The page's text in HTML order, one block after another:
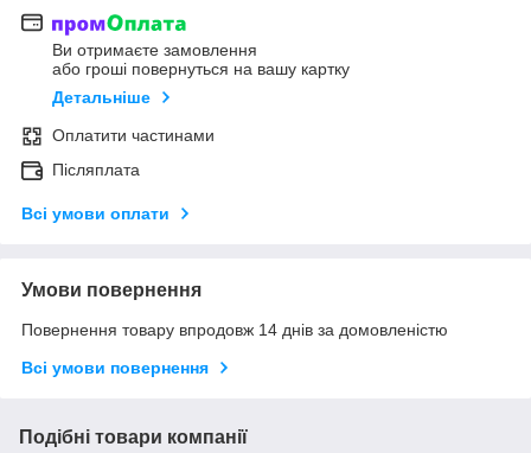
Ви отримаєте замовлення
або гроші повернуться на вашу картку
Детальніше
Оплатити частинами
Післяплата
Всі умови оплати
Умови повернення
Повернення товару впродовж 14 днів за домовленістю
Всі умови повернення
Подібні товари компанії